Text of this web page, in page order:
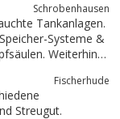
Schrobenhausen
Tankanlagen.
Fischerhude
Logistik, Mulch und Streugut.